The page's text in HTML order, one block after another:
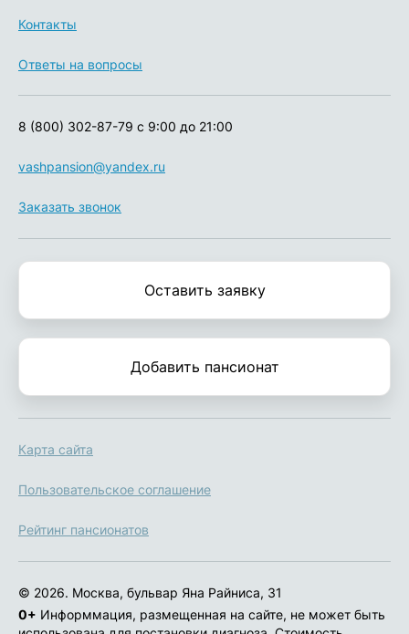
Контакты
Ответы на вопросы
vashpansion@yandex.ru
8 (800) 302-87-79 с 9:00 до 21:00
Заказать звонок
Оставить заявку
Добавить пансионат
Карта сайта
Пользовательское соглашение
Рейтинг пансионатов
© 2026. Москва, бульвар Яна Райниса, 31
0+ Информмация, размещенная на сайте, не может быть